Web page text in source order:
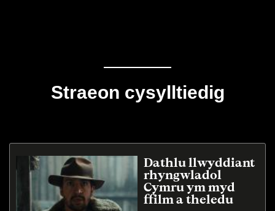
Straeon cysylltiedig
Dathlu llwyddiant
rhyngwladol
Cymru ym myd
ffilm a theledu